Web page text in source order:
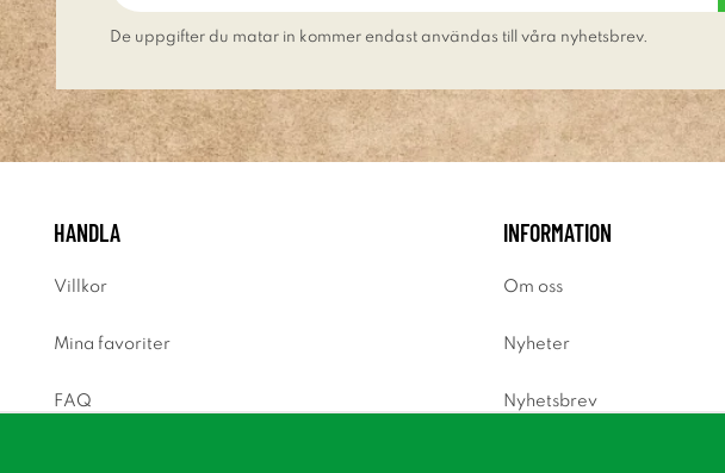
De uppgifter du matar in kommer endast användas till våra nyhetsbrev.
HANDLA
Villkor
Mina favoriter
FAQ
INFORMATION
Om oss
Nyheter
Nyhetsbrev